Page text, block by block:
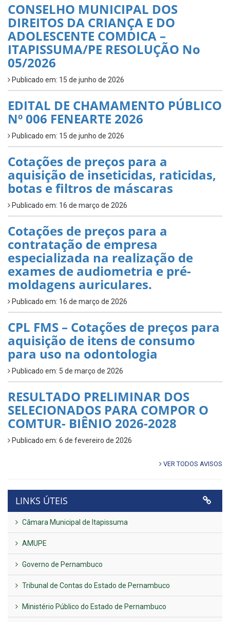
CONSELHO MUNICIPAL DOS
DIREITOS DA CRIANÇA E DO
ADOLESCENTE COMDICA –
ITAPISSUMA/PE RESOLUÇÃO No
05/2026
Publicado em: 15 de junho de 2026
EDITAL DE CHAMAMENTO PÚBLICO
Nº 006 FENEARTE 2026
Publicado em: 15 de junho de 2026
Cotações de preços para a
aquisição de inseticidas, raticidas,
botas e filtros de máscaras
Publicado em: 16 de março de 2026
Cotações de preços para a
contratação de empresa
especializada na realização de
exames de audiometria e pré-
moldagens auriculares.
Publicado em: 16 de março de 2026
CPL FMS – Cotações de preços para
aquisição de itens de consumo
para uso na odontologia
Publicado em: 5 de março de 2026
RESULTADO PRELIMINAR DOS
SELECIONADOS PARA COMPOR O
COMTUR- BIÊNIO 2026-2028
Publicado em: 6 de fevereiro de 2026
VER TODOS AVISOS
LINKS ÚTEIS
Câmara Municipal de Itapissuma
AMUPE
Governo de Pernambuco
Tribunal de Contas do Estado de Pernambuco
Ministério Público do Estado de Pernambuco